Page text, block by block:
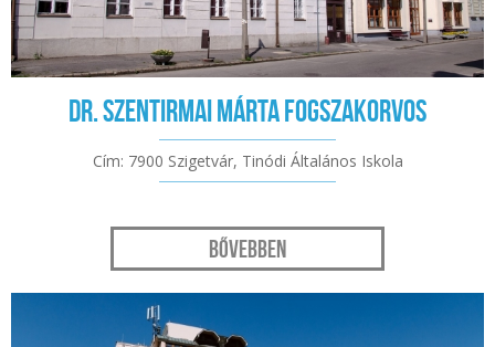
Dr. Szentirmai Márta fogszakorvos
Cím: 7900 Szigetvár, Tinódi Általános Iskola
Bővebben